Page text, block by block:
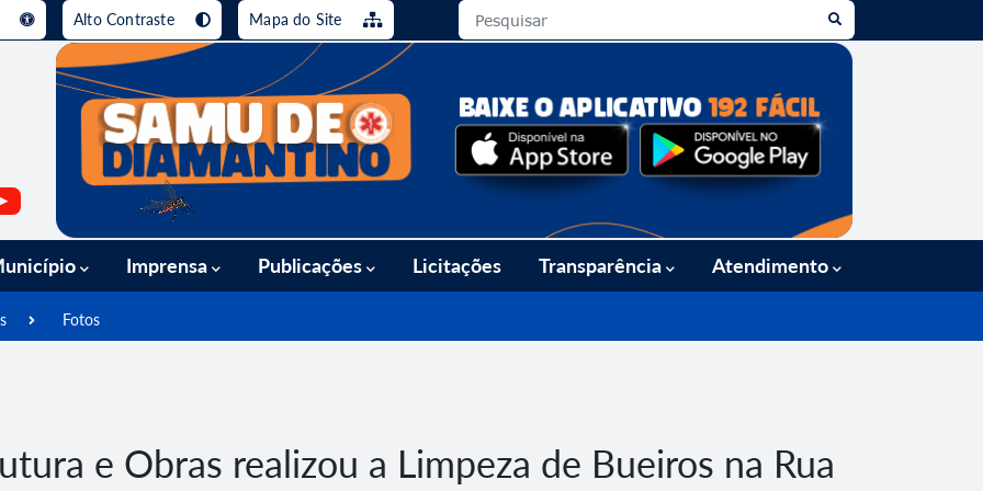
[alt+3] Ir para o rodapé [alt+4]
Alto Contraste Mapa do Site
Imprensa Publicações Licitações Transparência Atendimento
Fotos
e Obras realizou a Limpeza de Bueiros na Rua